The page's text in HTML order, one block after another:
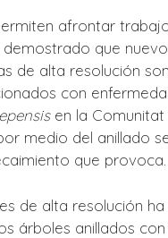
afrontar
demostrado que
de alta resolución
con
en la Comunitat
medio del anillado
que provoca.
de alta resolución
árboles anillados